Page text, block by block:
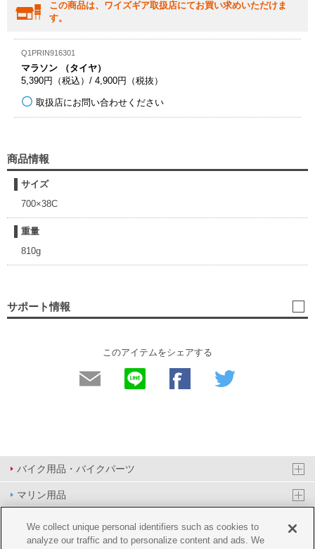
この商品は、ワイズギア取扱店にてお買い求めいただけま
す。
Q1PRIN916301
マラソン （タイヤ）
5,390円（税込）/ 4,900円（税抜）
取扱店にお問い合わせください
商品情報
サイズ
700×38C
重量
810g
サポート情報
このアイテムをシェアする
バイク用品・バイクパーツ
マリン用品
PAS/YPJ用品
We collect unique personal identifiers such as cookies to
analyze our traffic and to personalize content and ads. We